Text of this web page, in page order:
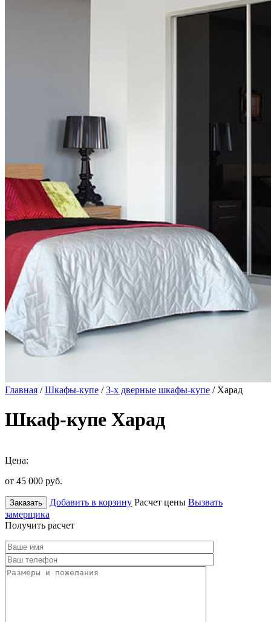
Главная /Шкафы-купе /3-х дверные шкафы-купе / Харад
Шкаф-купе Харад
Цена:
от 45 000 руб.
Заказать Добавить в корзину Расчет цены Вызвать
замерщика
Получить расчет